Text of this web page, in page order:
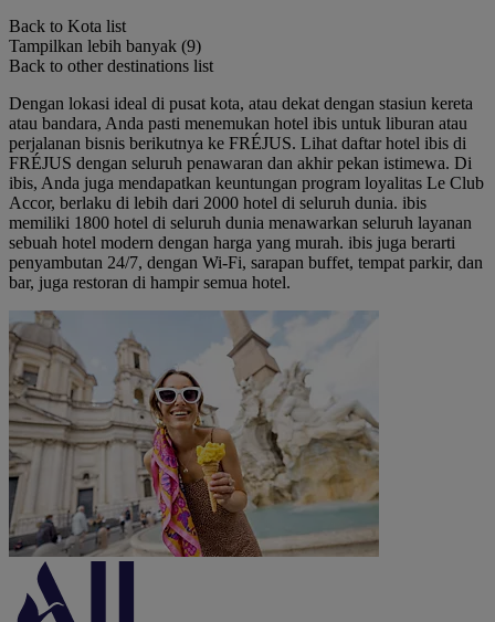
Back to Kota list
Tampilkan lebih banyak (9)
Back to other destinations list
Dengan lokasi ideal di pusat kota, atau dekat dengan stasiun kereta
atau bandara, Anda pasti menemukan hotel ibis untuk liburan atau
perjalanan bisnis berikutnya ke FRÉJUS. Lihat daftar hotel ibis di
FRÉJUS dengan seluruh penawaran dan akhir pekan istimewa. Di
ibis, Anda juga mendapatkan keuntungan program loyalitas Le Club
Accor, berlaku di lebih dari 2000 hotel di seluruh dunia. ibis
memiliki 1800 hotel di seluruh dunia menawarkan seluruh layanan
sebuah hotel modern dengan harga yang murah. ibis juga berarti
penyambutan 24/7, dengan Wi-Fi, sarapan buffet, tempat parkir, dan
bar, juga restoran di hampir semua hotel.